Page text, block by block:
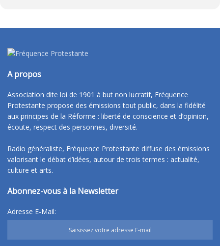
A propos
Association dite loi de 1901 à but non lucratif, Fréquence
Protestante propose des émissions tout public, dans la fidélité
aux principes de la Réforme : liberté de conscience et d’opinion,
écoute, respect des personnes, diversité.
Radio généraliste, Fréquence Protestante diffuse des émissions
valorisant le débat d’idées, autour de trois termes : actualité,
culture et arts.
Abonnez-vous à la Newsletter
Adresse E-Mail: